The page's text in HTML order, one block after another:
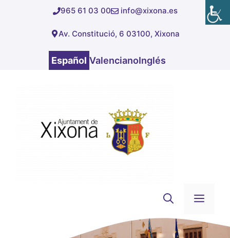
965 61 03 00 info@xixona.es
Av. Constitució, 6 03100, Xixona
Español ValencianoInglés